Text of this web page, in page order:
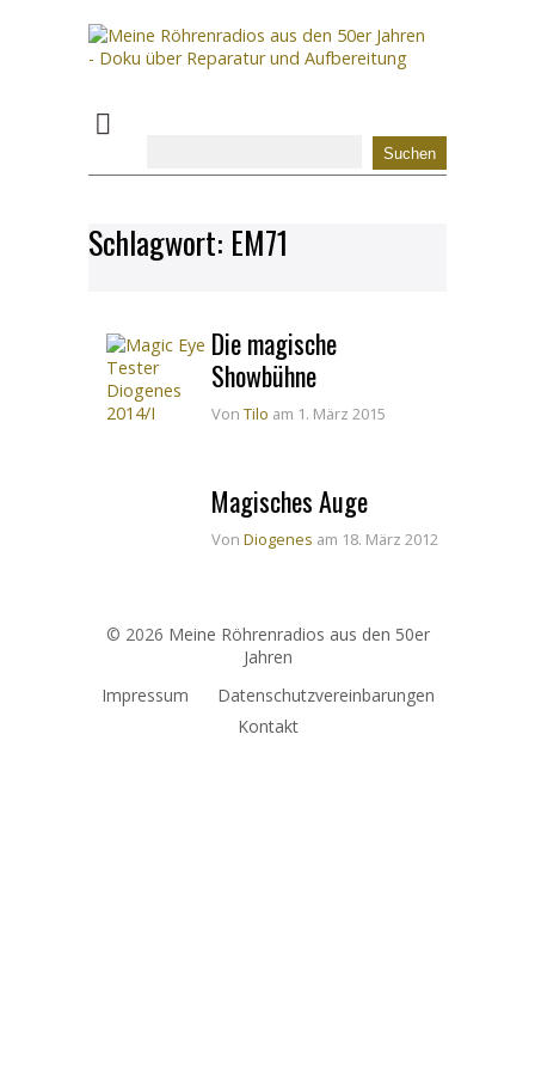
Schlagwort: EM71
Die magische
Showbühne
Von Tilo am 1. März 2015
Magisches Auge
Von Diogenes am 18. März 2012
© 2026 Meine Röhrenradios aus den 50er
Jahren
Impressum
Datenschutzvereinbarungen
Kontakt